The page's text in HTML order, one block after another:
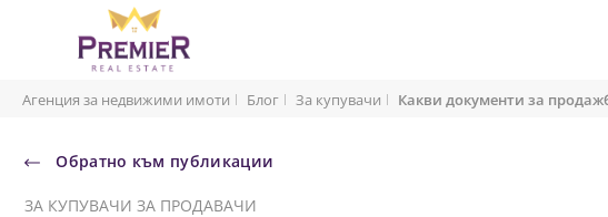
Агенция за недвижими имоти Блог За купувачи Какви документи за
Обратно към публикации
ЗА КУПУВАЧИ ЗА ПРОДАВАЧИ